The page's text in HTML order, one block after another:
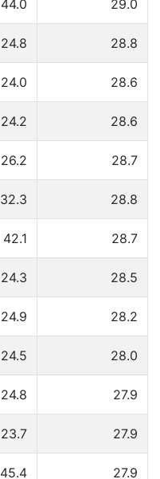
44.0 29.0
24.8 28.8
24.0 28.6
24.2 28.6
26.2 28.7
32.3 28.8
42.1 28.7
24.3 28.5
24.9 28.2
24.5 28.0
24.8 27.9
23.7 27.9
45.4 27.9